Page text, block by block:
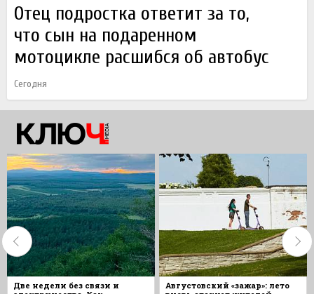
Отец подростка ответит за то,
что сын на подаренном
мотоцикле расшибся об автобус
Сегодня
Две недели без связи и
Августовский «зажар»: лето